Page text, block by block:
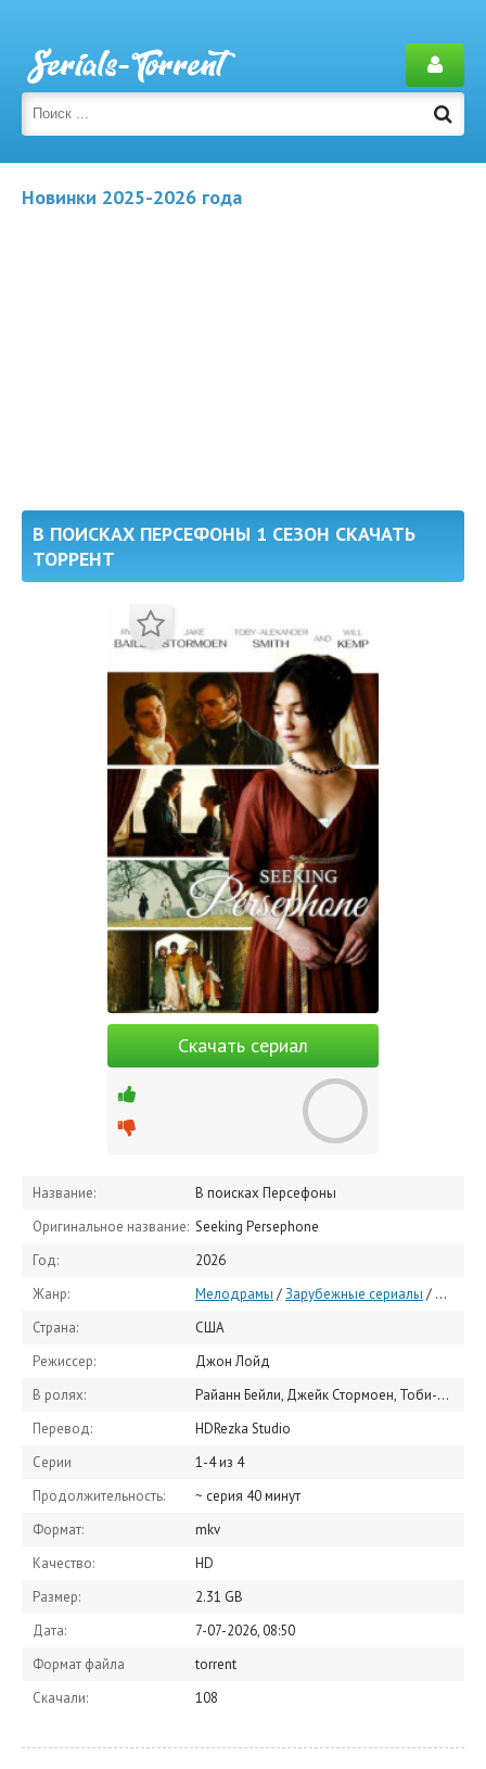
Новинки 2025-2026 года
В ПОИСКАХ ПЕРСЕФОНЫ 1 СЕЗОН СКАЧАТЬ
ТОРРЕНТ
Скачать сериал
Название:
В поисках Персефоны
Оригинальное название: Seeking Persephone
Год:
2026
Жанр:
Мелодрамы /Зарубежные сериалы /
Страна:
США
Режиссер:
Джон Лойд
В ролях:
Райанн Бейли, Джейк Стормоен, Тоби-Александр Смит, Charlotte Hemmings, Стиви Рэйне, Дэвид Мартинес, Катрин Ханней, Eva Cambers, Rocco Padden, Уилл Кемп
Перевод:
HDRezka Studio
Серии
1-4 из 4
Продолжительность:
~ серия 40 минут
Формат:
mkv
Качество:
HD
Размер:
2.31 GB
Дата:
7-07-2026, 08:50
Формат файла
torrent
Скачали:
108